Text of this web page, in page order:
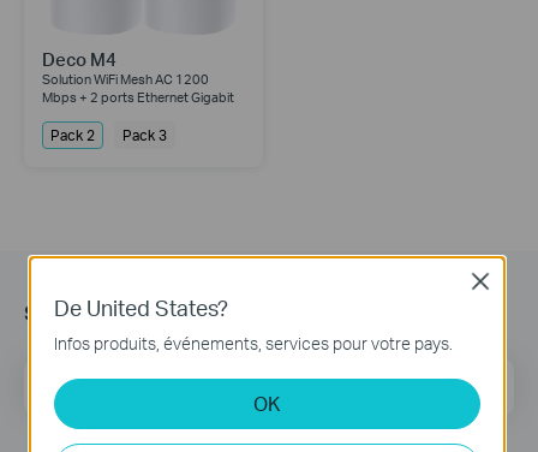
Deco M4
Solution WiFi Mesh AC 1200
Mbps + 2 ports Ethernet Gigabit
Pack 2 Pack 3
s’Abonner
E-mail S'enregistrer
De United States?
Infos produits, événements, services pour votre pays.
OK
Close